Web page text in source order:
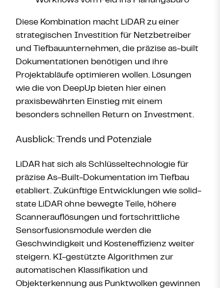
Diese Kombination macht LiDAR zu einer
strategischen Investition für Netzbetreiber
und Tiefbauunternehmen, die präzise as-built
Dokumentationen benötigen und ihre
Projektabläufe optimieren wollen. Lösungen
wie die von DeepUp bieten hier einen
praxisbewährten Einstieg mit einem
besonders schnellen Return on Investment.
Ausblick: Trends und Potenziale
LiDAR hat sich als Schlüsseltechnologie für
präzise As-Built-Dokumentation im Tiefbau
etabliert. Zukünftige Entwicklungen wie solid-
state LiDAR ohne bewegte Teile, höhere
Scannerauflösungen und fortschrittliche
Sensorfusionsmodule werden die
Geschwindigkeit und Kosteneffizienz weiter
steigern. KI-gestützte Algorithmen zur
automatischen Klassifikation und
Objekterkennung aus Punktwolken gewinnen